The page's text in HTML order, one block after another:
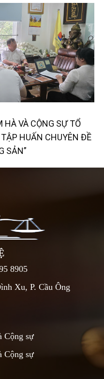
HÀ VÀ CỘNG SỰ TỔ
HUẤN CHUYÊN ĐỀ
SẢN”
8905
Xu, P. Cầu Ông
Cộng sự
Cộng sự